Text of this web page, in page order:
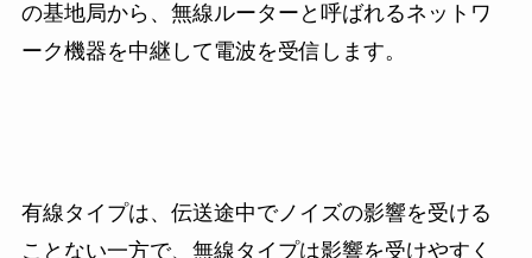
の基地局から、無線ルーターと呼ばれるネットワ
ーク機器を中継して電波を受信します。
有線タイプは、伝送途中でノイズの影響を受ける
ことない一方で、無線タイプは影響を受けやすく